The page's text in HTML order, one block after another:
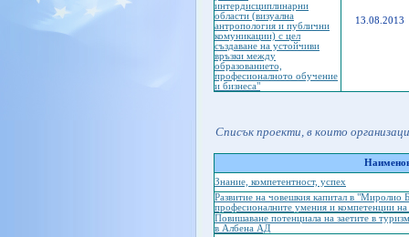
интердисциплинарни
области (визуална
антропология и публични
комуникации) с цел
създаване на устойчиви
връзки между
образованието,
професионалното обучение
и бизнеса"
13.08.2013
Списък проекти, в които
Знание, компетентност, успех
Развитие на човешкия капитал в
професионалните умения и компетенции
Повишаване потенциала на заетите в
в Албена АД